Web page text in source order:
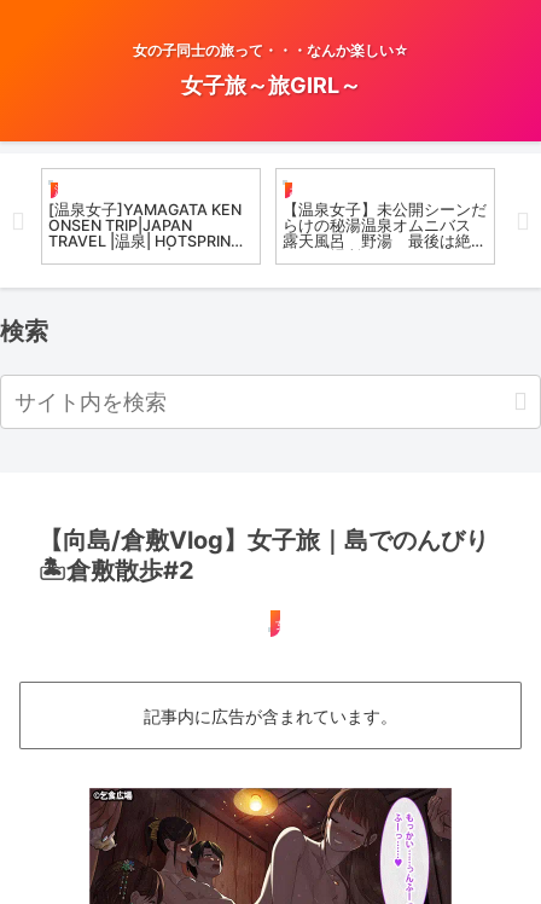
女の子同士の旅って・・・なんか楽しい☆
女子旅～旅GIRL～
温泉女子
[温泉女子]YAMAGATA KEN
ONSEN TRIP|JAPAN
TRAVEL |温泉| HOTSPRING
お風呂女子こての
【温泉女子】未公開シーンだ
らけの秘湯温泉オムニバス
露天風呂 野湯 最後は絶景
omnibus
【
浴
検索
【向島/倉敷Vlog】女子旅｜島でのんびり
🏝️倉敷散歩#2
女子旅
記事内に広告が含まれています。